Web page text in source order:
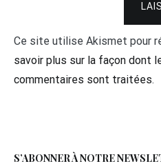
Ce site utilise Akismet pour
savoir plus sur la façon dont
commentaires sont traitées.
S’ABONNER À NOTRE